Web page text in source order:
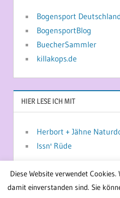
Bogensport
BogensportBlog
BuecherSammler
killakops.de
HIER LESE ICH MIT
Herbort + Jähne
Issn' Rüde
Diese Website verwendet
damit einverstanden sind. Sie